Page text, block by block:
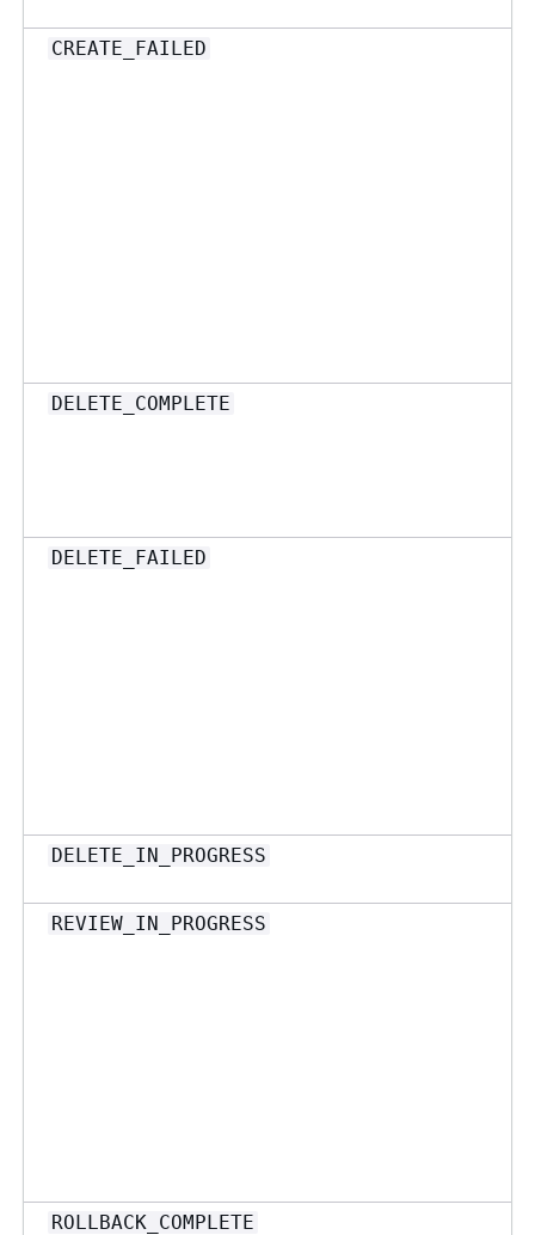
CREATE_FAILED
DELETE_COMPLETE
DELETE_FAILED
DELETE_IN_PROGRESS
REVIEW_IN_PROGRESS
ROLLBACK_COMPLETE